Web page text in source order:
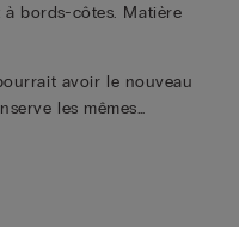
bords-côtes. Matière
avoir le nouveau
les mêmes